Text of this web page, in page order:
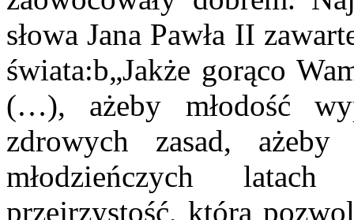
słowa Jana Pawła II
świata:b„Jakże gorąco
(…), ażeby młodość
zdrowych zasad,
młodzieńczych
przejrzystość, która